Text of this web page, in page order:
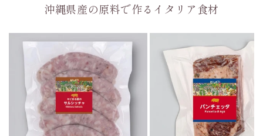
沖縄県産の原料で作るイタリア食材